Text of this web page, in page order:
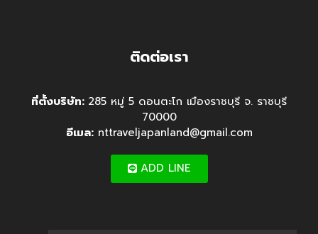
ติดต่อเรา
ที่ตั้งบริษัท: 285 หมู่ 5 ดอนตะโก เมืองราชบุรี จ. ราชบุรี
70000
อีเมล:nttraveljapanland@gmail.com
ADD LINE